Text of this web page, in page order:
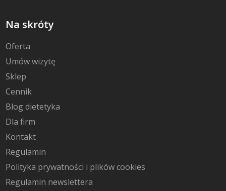
Na skróty
Oferta
Umów wizytę
Sklep
Cennik
Blog dietetyka
Dla firm
Kontakt
Regulamin
Polityka prywatności i plików cookies
Regulamin newslettera